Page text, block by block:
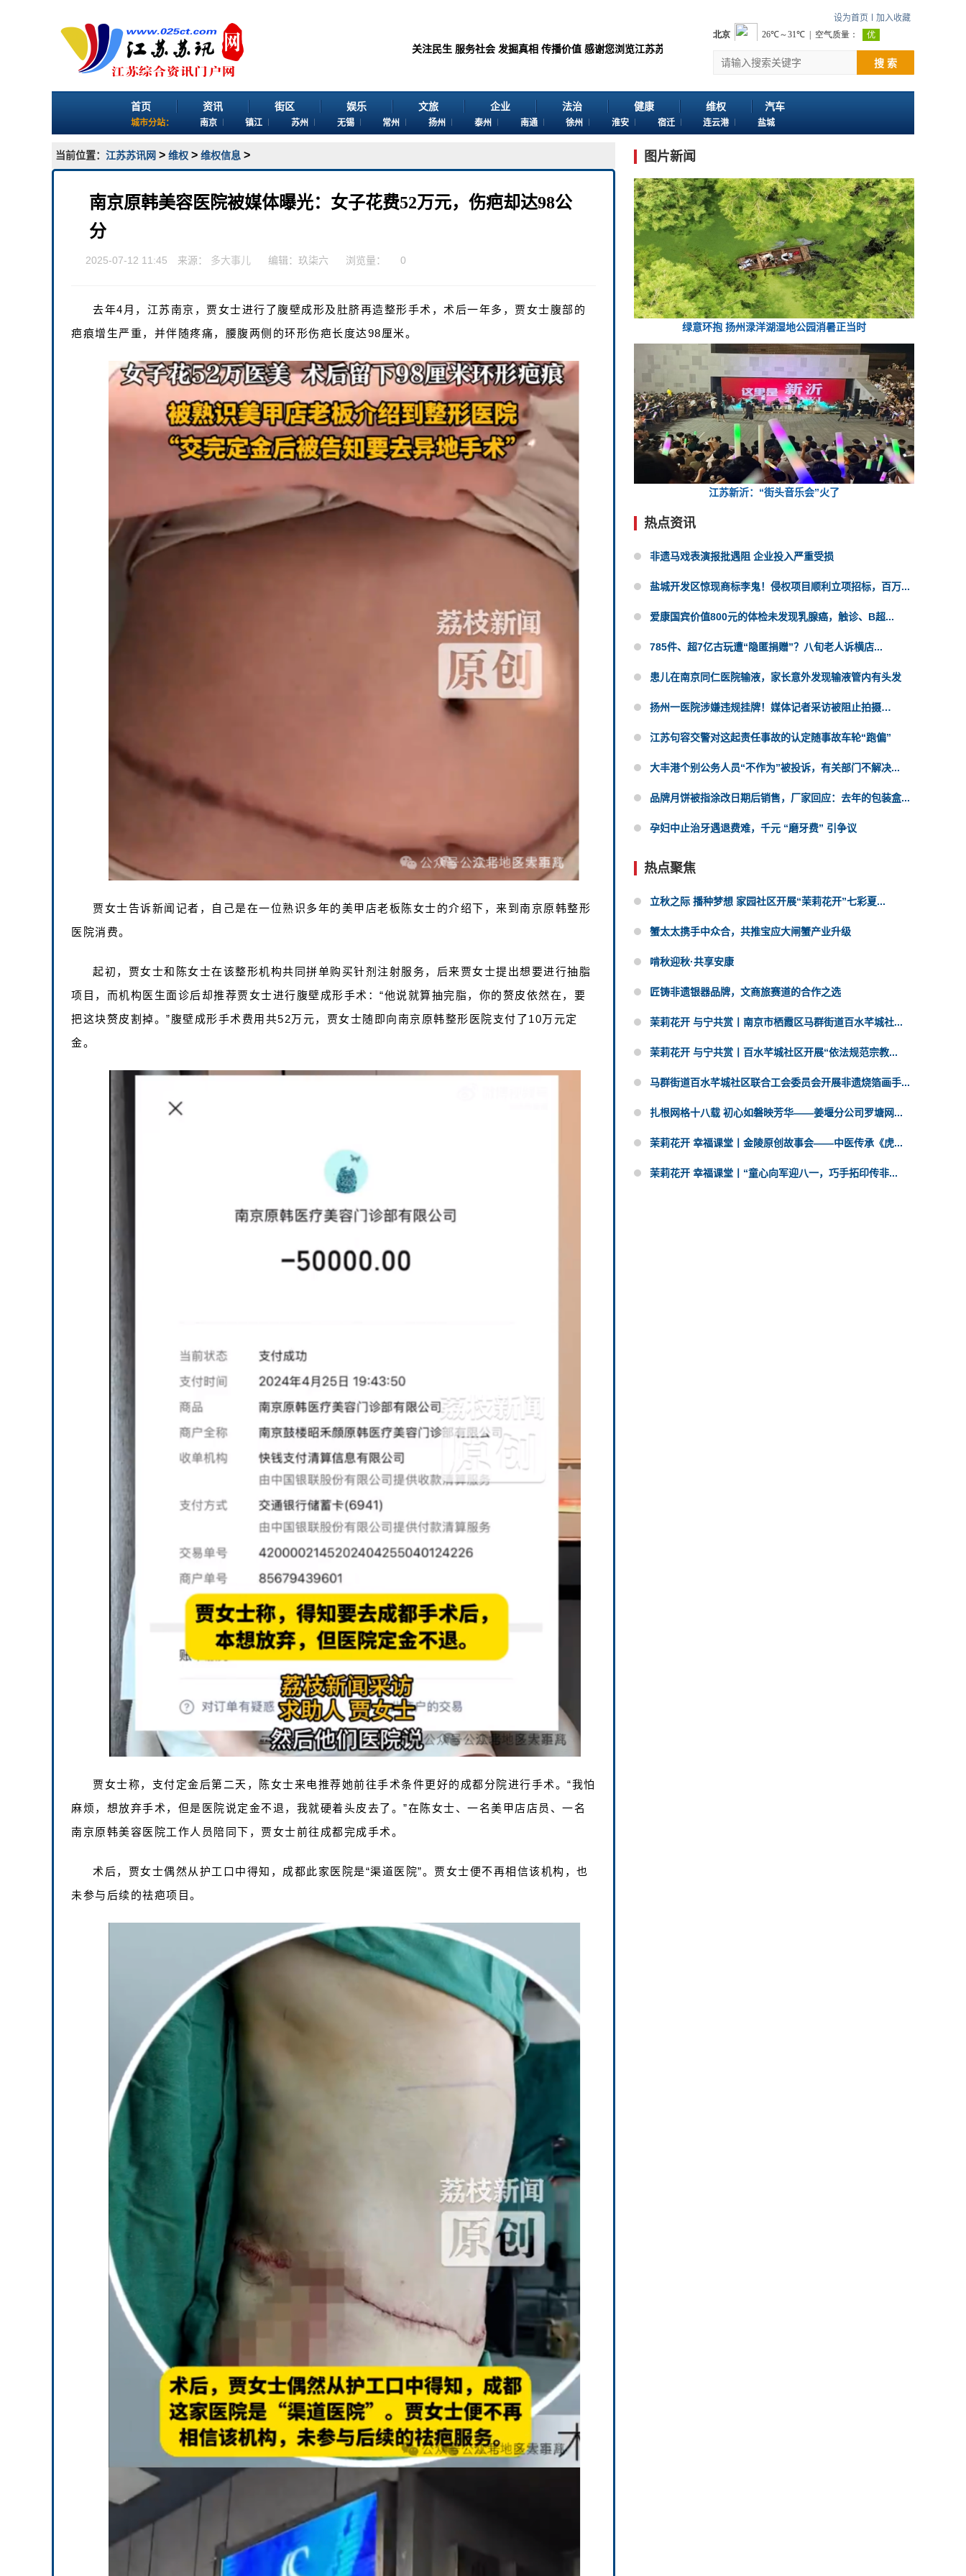
设为首页 加入收藏
关注民生 服务社会 发掘真相 传播价值 感谢您浏览江苏苏讯网。 欢迎投稿：邮箱724922822@qq.com 客服电话：025-86163400
搜 索
首页 资讯 街区 娱乐 文旅 企业 法治 健康 维权 汽车
城市分站： 南京 镇江 苏州 无锡 常州 扬州 泰州 南通 徐州 淮安 宿迁 连云港 盐城
当前位置： 江苏苏讯网 > 维权 > 维权信息 >
南京原韩美容医院被媒体曝光：女子花费52万元，伤疤却达98公
分
2025-07-12 11:45 来源： 多大事儿 编辑：玖柒六 浏览量： 0
去年4月，江苏南京，贾女士进行了腹壁成形及肚脐再造整形手术，术后一年多，贾女士腹部的
疤痕增生严重，并伴随疼痛，腰腹两侧的环形伤疤长度达98厘米。
贾女士告诉新闻记者，自己是在一位熟识多年的美甲店老板陈女士的介绍下，来到南京原韩整形
医院消费。
起初，贾女士和陈女士在该整形机构共同拼单购买针剂注射服务，后来贾女士提出想要进行抽脂
项目，而机构医生面诊后却推荐贾女士进行腹壁成形手术：“他说就算抽完脂，你的赘皮依然在，要
把这块赘皮割掉。”腹壁成形手术费用共52万元，贾女士随即向南京原韩整形医院支付了10万元定
金。
贾女士称，支付定金后第二天，陈女士来电推荐她前往手术条件更好的成都分院进行手术。“我怕
麻烦，想放弃手术，但是医院说定金不退，我就硬着头皮去了。”在陈女士、一名美甲店店员、一名
南京原韩美容医院工作人员陪同下，贾女士前往成都完成手术。
术后，贾女士偶然从护工口中得知，成都此家医院是“渠道医院”。贾女士便不再相信该机构，也
未参与后续的祛疤项目。
图片新闻
绿意环抱 扬州渌洋湖湿地公园消暑正当时
江苏新沂：“街头音乐会”火了
热点资讯
非遗马戏表演报批遇阻 企业投入严重受损
盐城开发区惊现商标李鬼！侵权项目顺利立项招标，百万...
爱康国宾价值800元的体检未发现乳腺癌，触诊、B超...
785件、超7亿古玩遭“隐匿捐赠”？八旬老人诉横店...
患儿在南京同仁医院输液，家长意外发现输液管内有头发
扬州一医院涉嫌违规挂牌！媒体记者采访被阻止拍摄…
江苏句容交警对这起责任事故的认定随事故车轮“跑偏”
大丰港个别公务人员“不作为”被投诉，有关部门不解决...
品牌月饼被指涂改日期后销售，厂家回应：去年的包装盒...
孕妇中止治牙遇退费难，千元 “磨牙费” 引争议
热点聚焦
立秋之际 播种梦想 家园社区开展“茉莉花开”七彩夏...
蟹太太携手中众合，共推宝应大闸蟹产业升级
啃秋迎秋·共享安康
匠铸非遗银器品牌，文商旅赛道的合作之选
茉莉花开 与宁共赏丨南京市栖霞区马群街道百水芊城社...
茉莉花开 与宁共赏丨百水芊城社区开展“依法规范宗教...
马群街道百水芊城社区联合工会委员会开展非遗烧箔画手...
扎根网格十八载 初心如磐映芳华——姜堰分公司罗塘网...
茉莉花开 幸福课堂丨金陵原创故事会——中医传承《虎...
茉莉花开 幸福课堂丨“童心向军迎八一，巧手拓印传非...